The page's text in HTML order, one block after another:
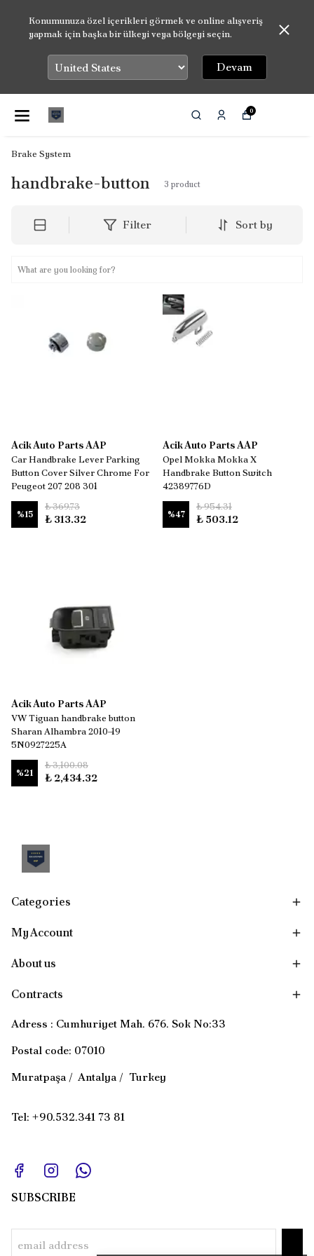
Konumunuza özel içerikleri görmek ve online alışveriş
yapmak için başka bir ülkeyi veya bölgeyi seçin.
Devam
0
Brake System
handbrake-button 3 product
Filter Sort by
Acik Auto Parts AAP
Car Handbrake Lever Parking
Button Cover Silver Chrome For
Peugeot 207 208 301
%15
₺ 369.73
₺ 313.32
Acik Auto Parts AAP
Opel Mokka Mokka X
Handbrake Button Switch
42389776D
%47
₺ 954.31
₺ 503.12
Acik Auto Parts AAP
VW Tiguan handbrake button
Sharan Alhambra 2010–19
5N0927225A
%21
₺ 3,100.08
₺ 2,434.32
Categories
My Account
About us
Contracts
Adress : Cumhuriyet Mah. 676. Sok No:33
Postal code: 07010
Muratpaşa / Antalya / Turkey
Tel: +90.532.341 73 81
SUBSCRIBE